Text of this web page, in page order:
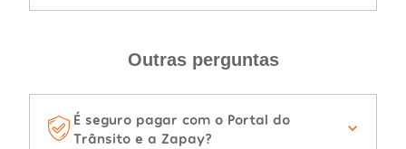
Outras perguntas
É seguro pagar com o Portal do
Trânsito e a Zapay?